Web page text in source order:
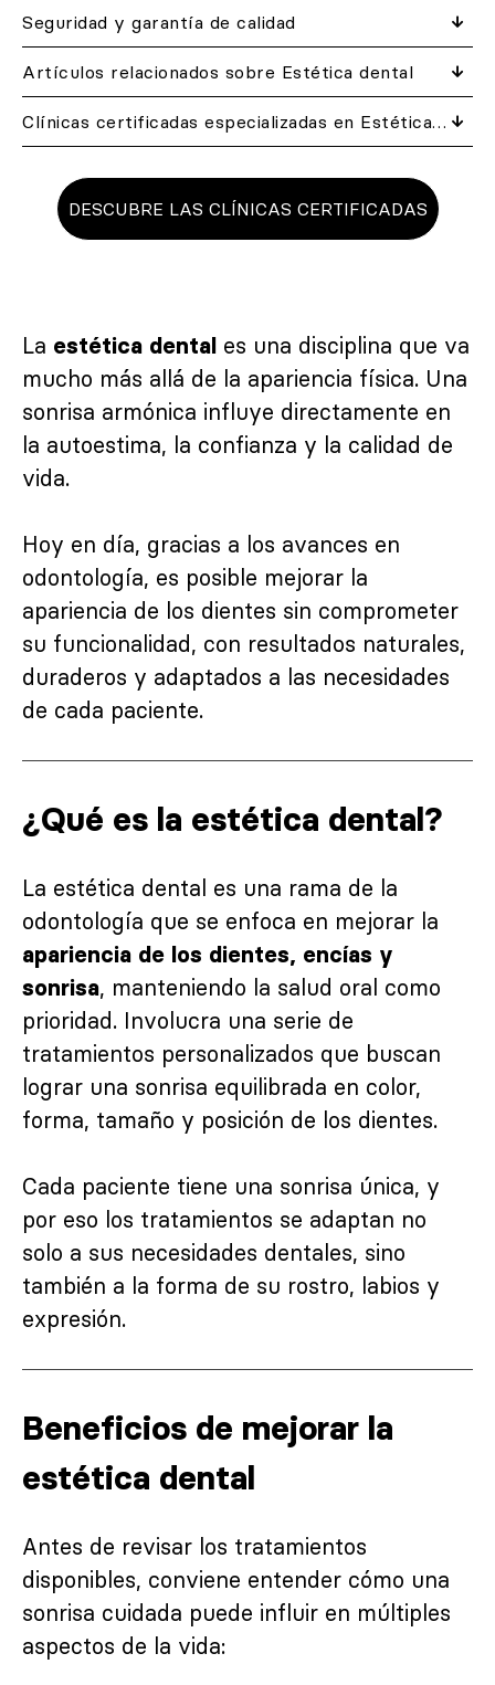
Seguridad y garantía de calidad
Artículos relacionados​ sobre Estética dental
Clínicas certificadas especializadas en Estética dental cerca de ti
DESCUBRE LAS CLÍNICAS CERTIFICADAS
La estética dental es una disciplina que va
mucho más allá de la apariencia física. Una
sonrisa armónica influye directamente en
la autoestima, la confianza y la calidad de
vida.
Hoy en día, gracias a los avances en
odontología, es posible mejorar la
apariencia de los dientes sin comprometer
su funcionalidad, con resultados naturales,
duraderos y adaptados a las necesidades
de cada paciente.
¿Qué es la estética dental?
La estética dental es una rama de la
odontología que se enfoca en mejorar la
apariencia de los dientes, encías y
sonrisa, manteniendo la salud oral como
prioridad. Involucra una serie de
tratamientos personalizados que buscan
lograr una sonrisa equilibrada en color,
forma, tamaño y posición de los dientes.
Cada paciente tiene una sonrisa única, y
por eso los tratamientos se adaptan no
solo a sus necesidades dentales, sino
también a la forma de su rostro, labios y
expresión.
Beneficios de mejorar la
estética dental
Antes de revisar los tratamientos
disponibles, conviene entender cómo una
sonrisa cuidada puede influir en múltiples
aspectos de la vida: